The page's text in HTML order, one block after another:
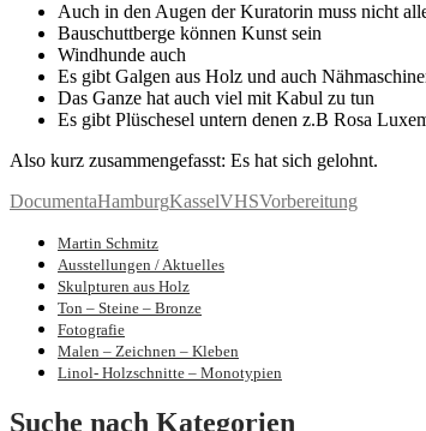
Auch in den Augen der Kuratorin muss nicht
Bauschuttberge können Kunst sein
Windhunde auch
Es gibt Galgen aus Holz und auch
Das Ganze hat auch viel mit Kabul zu tun
Es gibt Plüschesel untern denen z.B Rosa
Also kurz zusammengefasst: Es hat sich gelohnt.
DocumentaHamburgKasselVHSVorbereitung
Bilder und Skulpturen von
Martin Schmitz
Ausstellungen / Aktuelles
Skulpturen aus Holz
Ton – Steine – Bronze
Fotografie
Malen – Zeichnen – Kleben
Linol- Holzschnitte – Monotypien
Suche nach Kategorien